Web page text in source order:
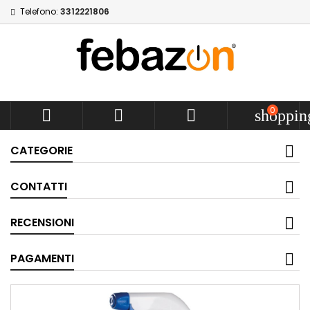
Telefono: 3312221806
   0
CATEGORIE
CONTATTI
RECENSIONI
PAGAMENTI